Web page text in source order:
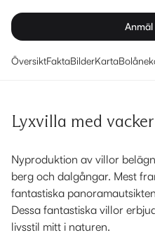
Anmäl
ÖversiktFaktaBilderKarta
Lyxvilla med
Nyproduktion av villor
berg och dalgångar. Mest
fantastiska
Dessa fantastiska villor
livsstil mitt i naturen.